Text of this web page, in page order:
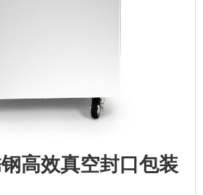
高效真空封口包装